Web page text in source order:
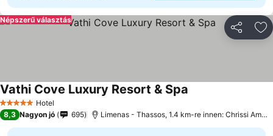
Népszerű választás
5 KategóriaHotel
Vathi Cove Luxury Resort & Spa
8,3 Nagyon jó 695 Limenas - Thassos, 1.4 km-re innen: Chrissi Ammoudia